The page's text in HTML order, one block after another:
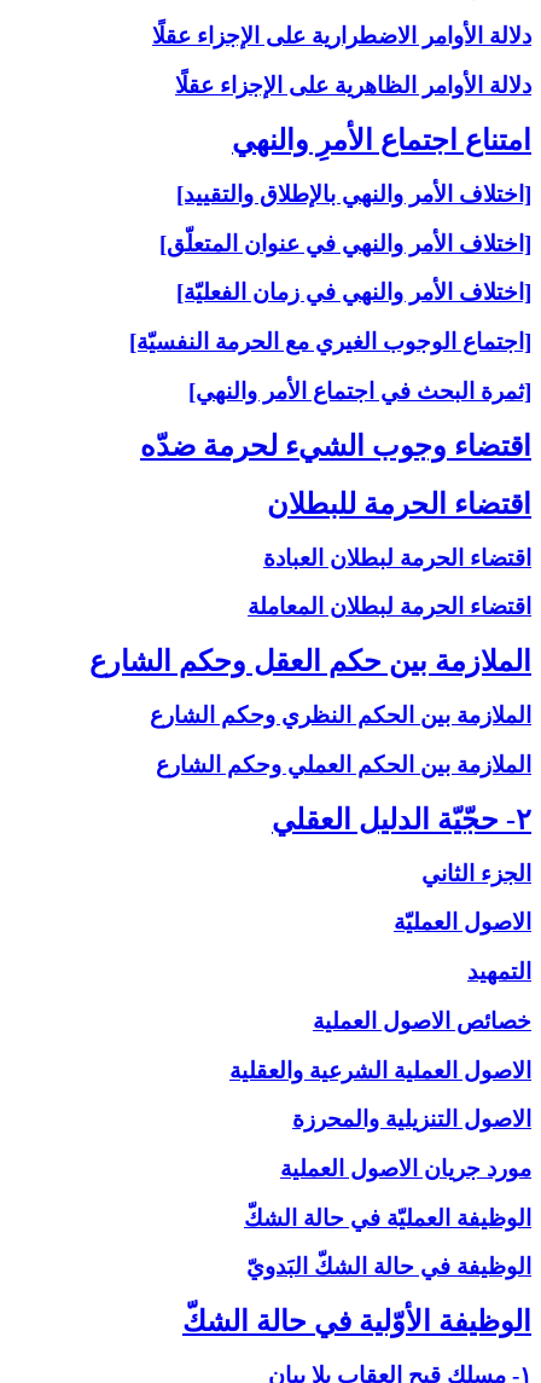
دلالة الأوامر الاضطرارية على الإجزاء عقلًا
دلالة الأوامر الظاهرية على الإجزاء عقلًا
امتناع اجتماع الأمرِ والنهي‏
[اختلاف الأمر والنهي بالإطلاق والتقييد]
[اختلاف الأمر والنهي في عنوان المتعلّق]
[اختلاف الأمر والنهي في زمان الفعليّة]
[اجتماع الوجوب الغيري مع الحرمة النفسيّة]
[ثمرة البحث في اجتماع الأمر والنهي]
اقتضاء وجوب الشي‏ء لحرمة ضدّه‏
اقتضاء الحرمة للبطلان‏
اقتضاء الحرمة لبطلان العبادة
اقتضاء الحرمة لبطلان المعاملة
الملازمة بين حكم العقل وحكم الشارع‏
الملازمة بين الحكم النظري وحكم الشارع
الملازمة بين الحكم العملي وحكم الشارع
۲- حجّيّة الدليل العقلي‏
الجزء الثاني
الاصول العمليّة
التمهيد
خصائص الاصول العملية
الاصول العملية الشرعية والعقلية
الاصول التنزيلية والمحرزة
مورد جريان الاصول العملية
الوظيفة العمليّة في حالة الشكّ‏
الوظيفة في حالة الشكّ البَدويّ
الوظيفة الأوّلية في حالة الشكّ‏
۱- مسلك قبح العقاب بلا بيان